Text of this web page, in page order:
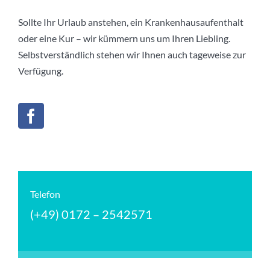
Sollte Ihr Urlaub anstehen, ein Krankenhausaufenthalt
oder eine Kur – wir kümmern uns um Ihren Liebling.
Selbstverständlich stehen wir Ihnen auch tageweise zur
Verfügung.
Telefon
(+49) 0172 – 2542571